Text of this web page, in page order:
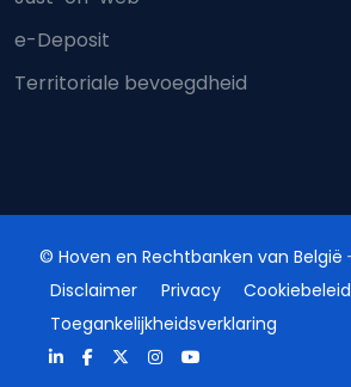
e-Deposit
Territoriale bevoegdheid
© Hoven en Rechtbanken van België
Disclaimer
Privacy
Cookiebeleid
Toegankelijkheidsverklaring